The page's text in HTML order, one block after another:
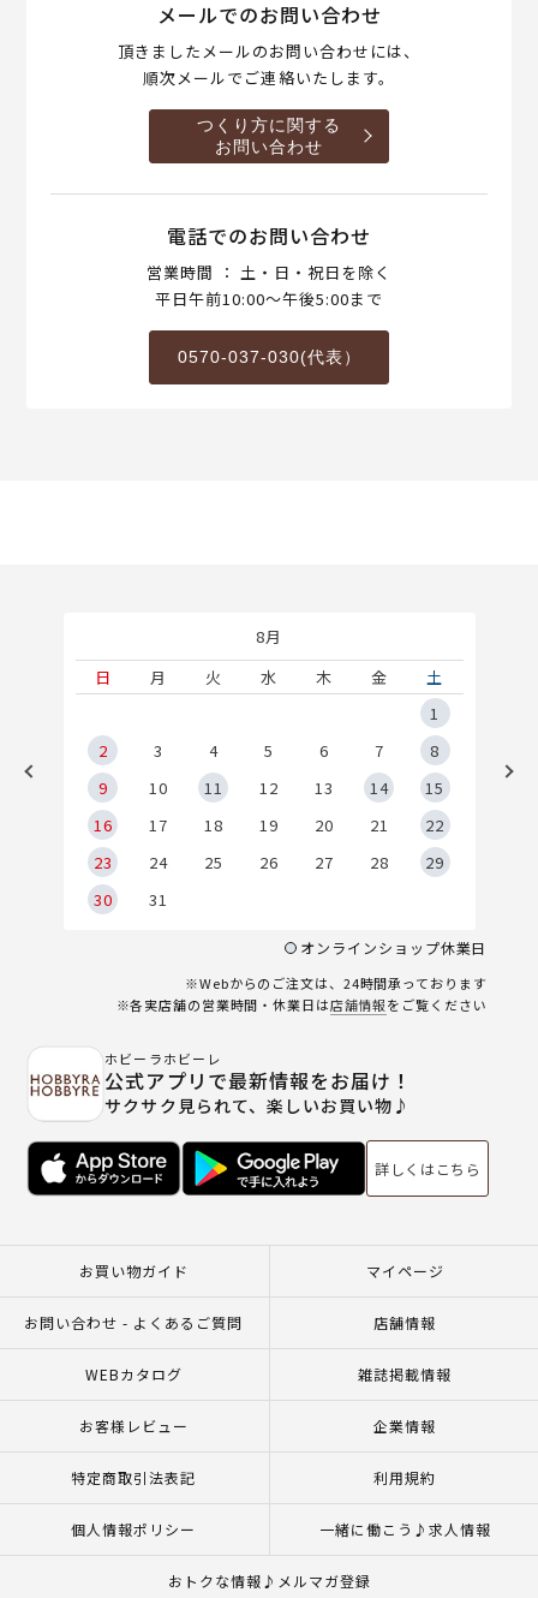
メールでのお問い合わせ
頂きましたメールのお問い合わせには、
順次メールでご連絡いたします。
つくり方に関する
お問い合わせ
電話でのお問い合わせ
営業時間 ： 土・日・祝日を除く
平日午前10:00～午後5:00まで
0570-037-030(代表）
8月
日
月 火 水 木 金
土
1
2
3 4 5 6 7
8
9
10 11 12 13 14
15
16
17 18 19 20 21
22
23
24 25 26 27 28
29
30
31
オンラインショップ休業日
※Webからのご注文は、24時間承っております
※各実店舗の営業時間・休業日は店舗情報をご覧ください
ホビーラホビーレ
公式アプリで最新情報をお届け！
サクサク見られて、楽しいお買い物♪
詳しくはこちら
お買い物ガイド マイページ
お問い合わせ - よくあるご質問 店舗情報
WEBカタログ 雑誌掲載情報
お客様レビュー 企業情報
特定商取引法表記 利用規約
個人情報ポリシー 一緒に働こう♪求人情報
おトクな情報♪メルマガ登録